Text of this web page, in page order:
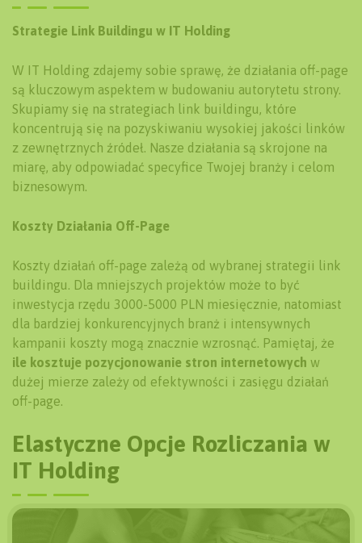
Strategie Link Buildingu w IT Holding
W IT Holding zdajemy sobie sprawę, że działania off-page
są kluczowym aspektem w budowaniu autorytetu strony.
Skupiamy się na strategiach link buildingu, które
koncentrują się na pozyskiwaniu wysokiej jakości linków
z zewnętrznych źródeł. Nasze działania są skrojone na
miarę, aby odpowiadać specyfice Twojej branży i celom
biznesowym.
Koszty Działania Off-Page
Koszty działań off-page zależą od wybranej strategii link
buildingu. Dla mniejszych projektów może to być
inwestycja rzędu 3000-5000 PLN miesięcznie, natomiast
dla bardziej konkurencyjnych branż i intensywnych
kampanii koszty mogą znacznie wzrosnąć. Pamiętaj, że
ile kosztuje pozycjonowanie stron internetowych w
dużej mierze zależy od efektywności i zasięgu działań
off-page.
Elastyczne Opcje Rozliczania w
IT Holding